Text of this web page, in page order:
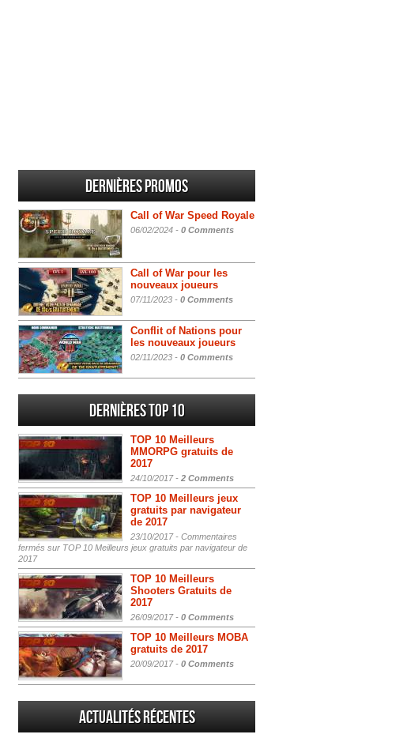
Dernières promos
Call of War Speed Royale
06/02/2024 - 0 Comments
Call of War pour les
nouveaux joueurs
07/11/2023 - 0 Comments
Conflit of Nations pour
les nouveaux joueurs
02/11/2023 - 0 Comments
Dernières Top 10
TOP 10 Meilleurs
MMORPG gratuits de
2017
24/10/2017 - 2 Comments
TOP 10 Meilleurs jeux
gratuits par navigateur
de 2017
23/10/2017 - Commentaires
fermés sur TOP 10 Meilleurs jeux gratuits par navigateur de
2017
TOP 10 Meilleurs
Shooters Gratuits de
2017
26/09/2017 - 0 Comments
TOP 10 Meilleurs MOBA
gratuits de 2017
20/09/2017 - 0 Comments
Actualités Récentes